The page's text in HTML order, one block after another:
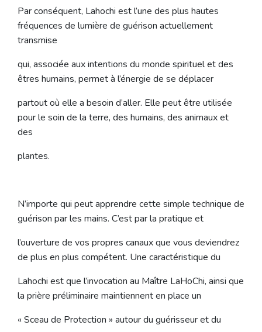
Par conséquent, Lahochi est l’une des plus hautes
fréquences de lumière de guérison actuellement
transmise
qui, associée aux intentions du monde spirituel et des
êtres humains, permet à l’énergie de se déplacer
partout où elle a besoin d’aller. Elle peut être utilisée
pour le soin de la terre, des humains, des animaux et
des
plantes.
N’importe qui peut apprendre cette simple technique de
guérison par les mains. C’est par la pratique et
l’ouverture de vos propres canaux que vous deviendrez
de plus en plus compétent. Une caractéristique du
Lahochi est que l’invocation au Maître LaHoChi, ainsi que
la prière préliminaire maintiennent en place un
« Sceau de Protection » autour du guérisseur et du